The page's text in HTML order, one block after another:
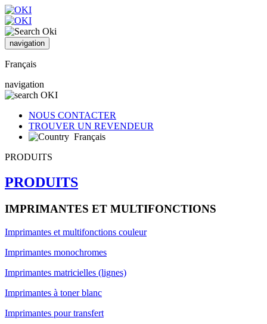
navigation
Français
navigation
NOUS CONTACTER
TROUVER UN REVENDEUR
Français
PRODUITS
PRODUITS
IMPRIMANTES ET MULTIFONCTIONS
Imprimantes et multifonctions couleur
Imprimantes monochromes
Imprimantes matricielles (lignes)
Imprimantes à toner blanc
Imprimantes pour transfert